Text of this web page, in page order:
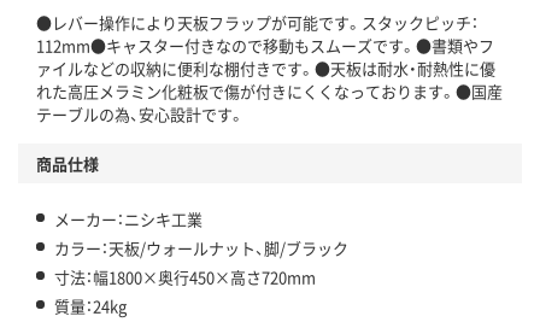
●レバー操作により天板フラップが可能です。スタックピッチ：
112mm●キャスター付きなので移動もスムーズです。●書類やフ
ァイルなどの収納に便利な棚付きです。●天板は耐水・耐熱性に優
れた高圧メラミン化粧板で傷が付きにくくなっております。●国産
テーブルの為、安心設計です。
商品仕様
メーカー：ニシキ工業
カラー：天板/ウォールナット、脚/ブラック
寸法：幅1800×奥行450×高さ720mm
質量：24kg